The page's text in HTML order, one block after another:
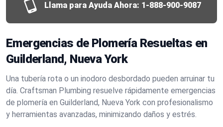
Llama para Ayuda Ahora: 1-888-900-9087
Emergencias de Plomería Resueltas en
Guilderland, Nueva York
Una tubería rota o un inodoro desbordado pueden arruinar tu
día. Craftsman Plumbing resuelve rápidamente emergencias
de plomería en Guilderland, Nueva York con profesionalismo
y herramientas avanzadas, minimizando daños y estrés.